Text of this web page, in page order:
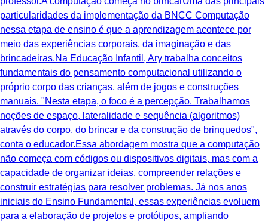
particularidades da implementação da BNCC Computação
nessa etapa de ensino é que a aprendizagem acontece por
meio das experiências corporais, da imaginação e das
brincadeiras.Na Educação Infantil, Ary trabalha conceitos
fundamentais do pensamento computacional utilizando o
próprio corpo das crianças, além de jogos e construções
manuais. "Nesta etapa, o foco é a percepção. Trabalhamos
noções de espaço, lateralidade e sequência (algoritmos)
através do corpo, do brincar e da construção de brinquedos",
conta o educador.Essa abordagem mostra que a computação
não começa com códigos ou dispositivos digitais, mas com a
capacidade de organizar ideias, compreender relações e
construir estratégias para resolver problemas. Já nos anos
iniciais do Ensino Fundamental, essas experiências evoluem
para a elaboração de projetos e protótipos, ampliando